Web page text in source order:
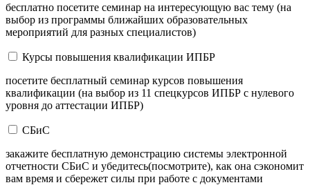
бесплатно посетите семинар на интересующую вас тему (на
выбор из программы ближайших образовательных
мероприятий для разных специалистов)
Курсы повышения квалификации ИПБР
посетите бесплатный семинар курсов повышения
квалификации (на выбор из 11 спецкурсов ИПБР с нулевого
уровня до аттестации ИПБР)
СБиС
закажите бесплатную демонстрацию системы электронной
отчетности СБиС и убедитесь(посмотрите), как она сэкономит
вам время и сбережет силы при работе с документами